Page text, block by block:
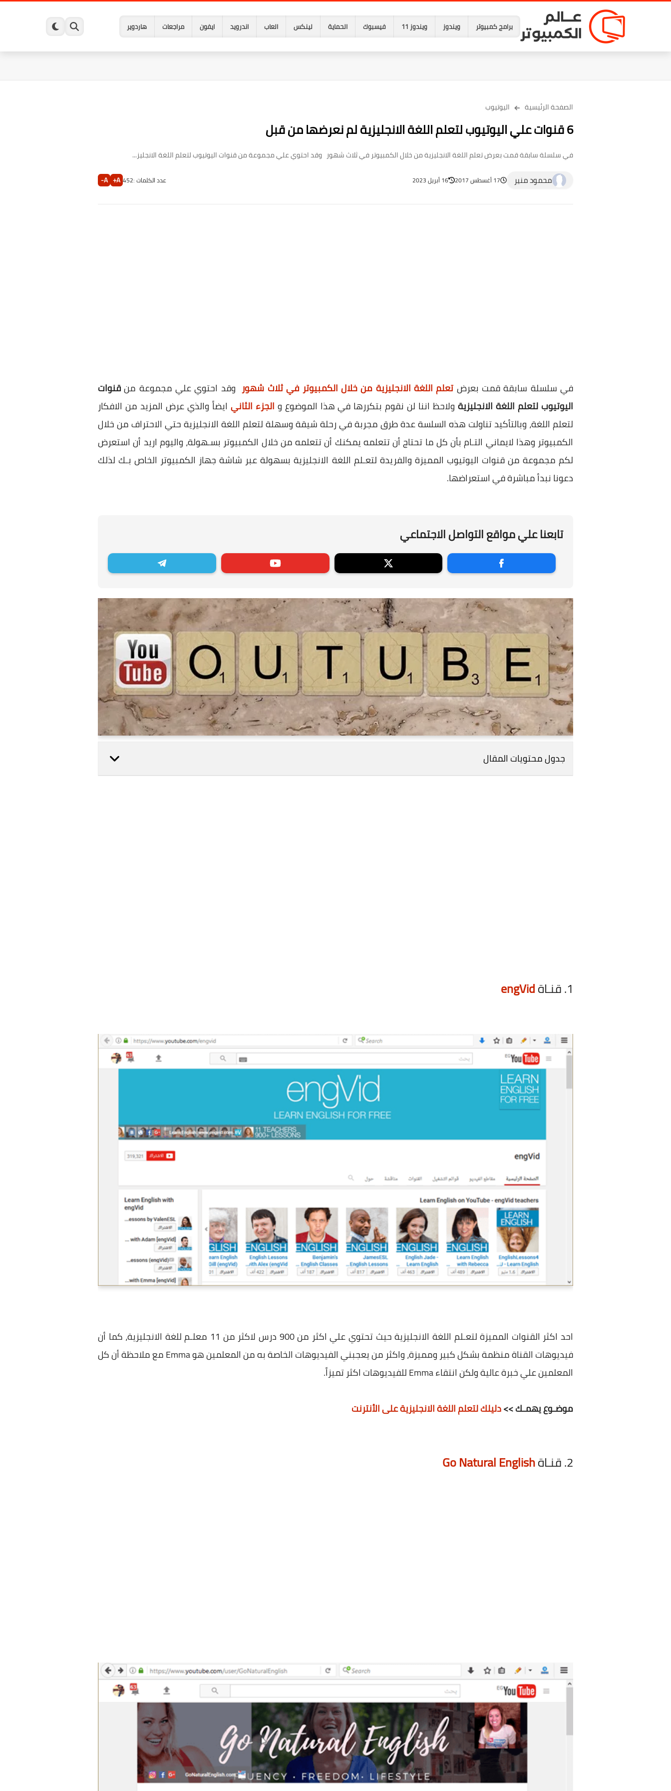
برامج كمبيوتر ويندوز ويندوز 11 فيسبوك الحماية لينكس العاب اندرويد ايفون مراجعات هاردوير
الصفحة الرئيسية اليوتيوب
6 قنوات علي اليوتيوب لتعلم اللغة الانجليزية لم نعرضها من قبل
في سلسلة سابقة قمت بعرض تعلم اللغة الانجليزية من خلال الكمبيوتر في ثلاث شهور وقد احتوي علي مجموعة من قنوات اليوتيوب لتعلم اللغة الانجليز...
محمود منير 17 أغسطس 2017 16 أبريل 2023 عدد الكلمات :452
A+
A-
في سلسلة سابقة قمت بعرض تعلم اللغة الانجليزية من خلال الكمبيوتر في ثلاث شهوروقد احتوي علي مجموعة منقنوات
اليوتيوب لتعلم اللغة الانجليزيةولاحظ اننا لن نقوم بتكررها في هذا الموضوع و الجزء الثاني ايضاً والذي عرض المزيد من الافكار
لتعلم اللغة، وبالتأكيد تناولت هذه السلسة عدة طرق مجربة في رحلة شيقة وسهلة لتعلم اللغة الانجليزية حتي الاحتراف من خلال
الكمبيوتر وهذا لايماني التـام بأن كل ما تحتاج أن تتعلمه يمكنك أن تتعلمه من خلال الكمبيوتر بسـهولة، واليوم اريد أن استعرض
لكم مجموعة من قنوات اليوتيوب المميزة والفريدة لتعـلم اللغة الانجليزية بسهولة عبر شاشة جهاز الكمبيوتر الخاص بـك لذلك
دعونا نبدأ مباشرة في استعراضها.
تابعنا علي مواقع التواصل الاجتماعي
جدول محتويات المقال
1. قنـاة engVid
احد اكثر القنوات المميزة لتعـلم اللغة الانجليزية حيث تحتوي علي اكثر من 900 درس لاكثر من 11 معلـم للغة الانجليزية، كما أن
فيديوهات القناة منظمة بشكل كبير ومميزة، واكثر من يعجبني الفيديوهات الخاصة به من المعلمين هو Emma مع ملاحظة أن كل
المعلمين علي خبرة عالية ولكن انتقاء Emma للفيديوهات اكثر تميزاً.
موضـوع يهمـك >>دليلك لتعلم اللغة الانجليزية على الأنترنت
2. قنـاة Go Natural English